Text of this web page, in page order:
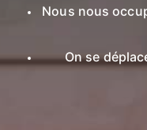
Nous nous
On se